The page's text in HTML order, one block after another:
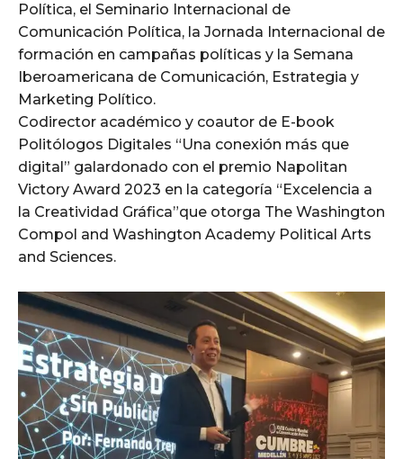
Política, el Seminario Internacional de
Comunicación Política, la Jornada Internacional de
formación en campañas políticas y la Semana
Iberoamericana de Comunicación, Estrategia y
Marketing Político.
Codirector académico y coautor de E-book
Politólogos Digitales “Una conexión más que
digital” galardonado con el premio Napolitan
Victory Award 2023 en la categoría “Excelencia a
la Creatividad Gráfica”que otorga The Washington
Compol and Washington Academy Political Arts
and Sciences.